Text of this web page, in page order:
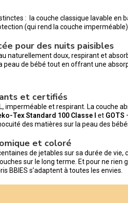
: la couche classique lavable en
(qui rend la couche imperméable).
pour des nuits paisibles
naturellement doux, respirant et
peau de bébé tout en offrant une
et certifiés
imperméable et respirant. La couche
Tex Standard 100 Classe I et GOTS
des matières sur la peau des
et coloré
de jetables sur sa durée de vie,
sur le long terme. Et pour ne rien
BBIES s’adaptent à toutes les envies.